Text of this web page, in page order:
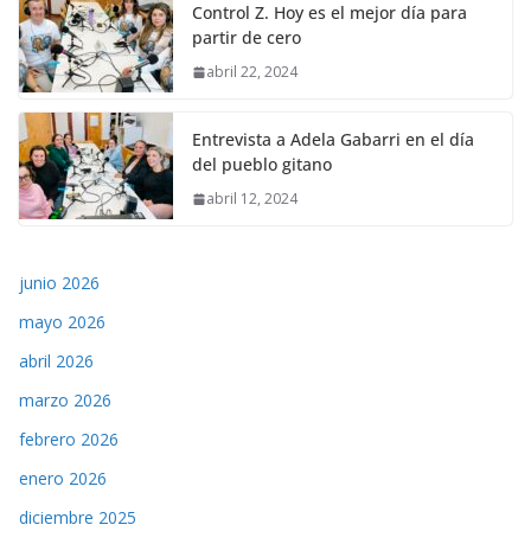
Control Z. Hoy es el mejor día para
partir de cero
abril 22, 2024
Entrevista a Adela Gabarri en el día
del pueblo gitano
abril 12, 2024
junio 2026
mayo 2026
abril 2026
marzo 2026
febrero 2026
enero 2026
diciembre 2025